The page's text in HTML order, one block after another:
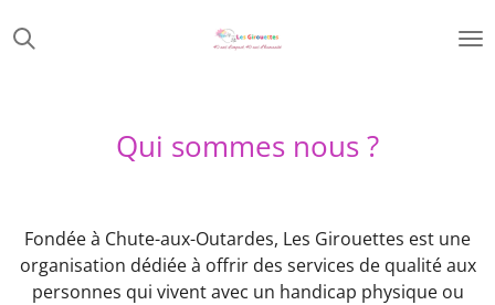
au
Qui sommes nous ?
Fondée à Chute-aux-Outardes, Les Girouettes est une
organisation dédiée à offrir des services de qualité aux
personnes qui vivent avec un handicap physique ou